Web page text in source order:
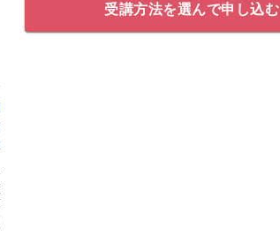
受講方法を選んで申し込む
感
生
き